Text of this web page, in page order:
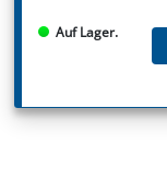
Auf Lager.